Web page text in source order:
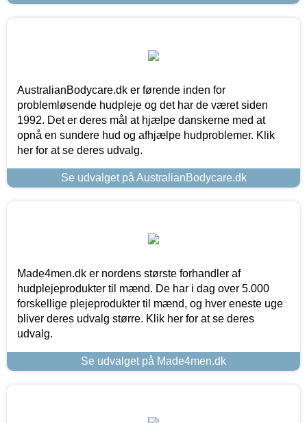
AustralianBodycare.dk er førende inden for
problemløsende hudpleje og det har de været siden
1992. Det er deres mål at hjælpe danskerne med at
opnå en sundere hud og afhjælpe hudproblemer. Klik
her for at se deres udvalg.
Se udvalget på AustralianBodycare.dk
Made4men.dk er nordens største forhandler af
hudplejeprodukter til mænd. De har i dag over 5.000
forskellige plejeprodukter til mænd, og hver eneste uge
bliver deres udvalg større. Klik her for at se deres
udvalg.
Se udvalget på Made4men.dk